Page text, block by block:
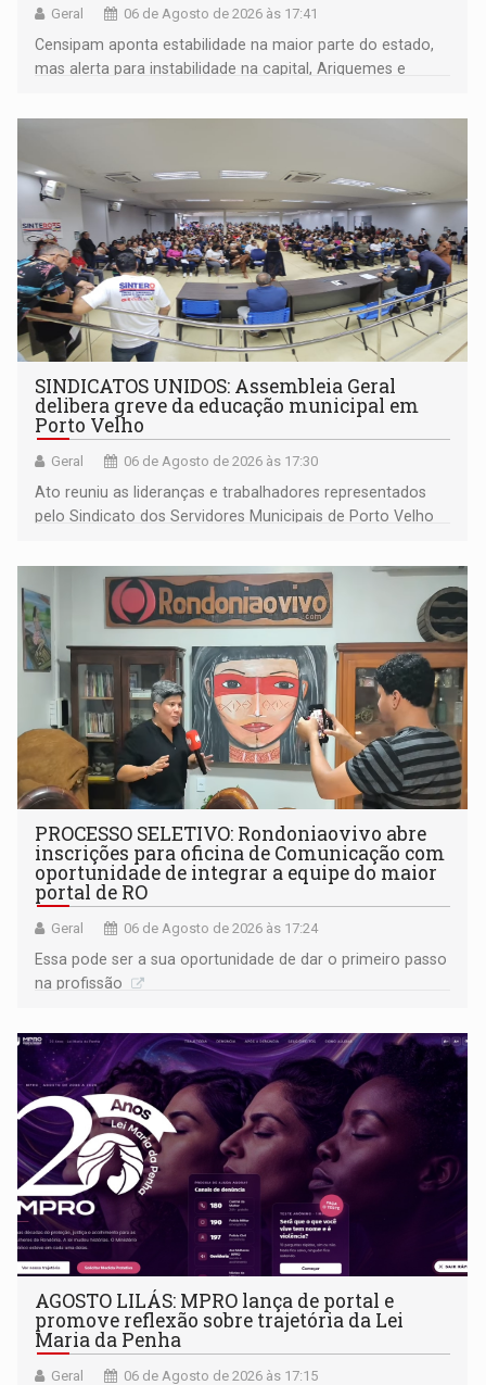
Geral 06 de Agosto de 2026 às 17:41
Censipam aponta estabilidade na maior parte do estado,
mas alerta para instabilidade na capital, Ariquemes e
SINDICATOS UNIDOS: Assembleia Geral
delibera greve da educação municipal em
Porto Velho
Geral 06 de Agosto de 2026 às 17:30
Ato reuniu as lideranças e trabalhadores representados
pelo Sindicato dos Servidores Municipais de Porto Velho
PROCESSO SELETIVO: Rondoniaovivo abre
inscrições para oficina de Comunicação com
oportunidade de integrar a equipe do maior
portal de RO
Geral 06 de Agosto de 2026 às 17:24
Essa pode ser a sua oportunidade de dar o primeiro passo
na profissão
AGOSTO LILÁS: MPRO lança de portal e
promove reflexão sobre trajetória da Lei
Maria da Penha
Geral 06 de Agosto de 2026 às 17:15